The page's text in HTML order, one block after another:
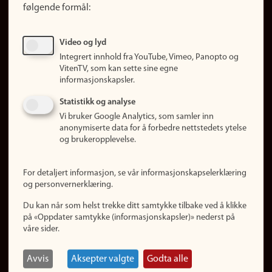
Ledige stillinger
Om nettstedet
Informasjonskapsler
Personvern
Logg inn
Rediger din ansattside
følgende formål:
Video og lyd
Integrert innhold fra YouTube, Vimeo, Panopto og
VitenTV, som kan sette sine egne
informasjonskapsler.
Statistikk og analyse
Vi bruker Google Analytics, som samler inn
anonymiserte data for å forbedre nettstedets ytelse
og brukeropplevelse.
For detaljert informasjon, se vår informasjonskapselerklæring
og personvernerklæring.
Du kan når som helst trekke ditt samtykke tilbake ved å klikke
på «Oppdater samtykke (informasjonskapsler)» nederst på
våre sider.
Avvis Aksepter valgte Godta alle